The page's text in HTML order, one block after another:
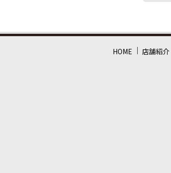
HOME 店舗紹介